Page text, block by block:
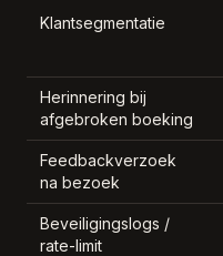
Klantsegmentatie
Herinnering bij
afgebroken boeking
Feedbackverzoek
na bezoek
Beveiligingslogs /
rate-limit